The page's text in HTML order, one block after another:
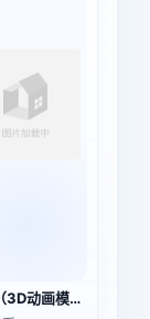
驼鹿（3D动画模型）